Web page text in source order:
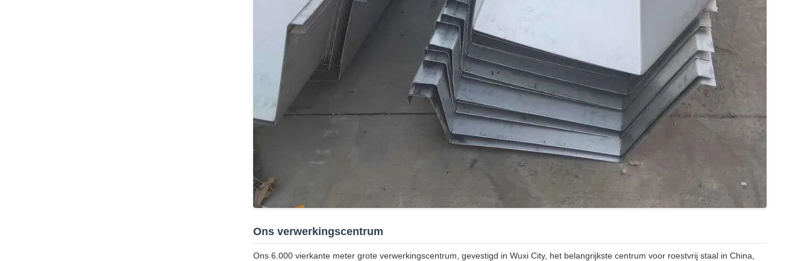
Ons verwerkingscentrum
Ons 6.000 vierkante meter grote verwerkingscentrum, gevestigd in Wuxi City, het belangrijkste centrum voor roestvrij staal in China,